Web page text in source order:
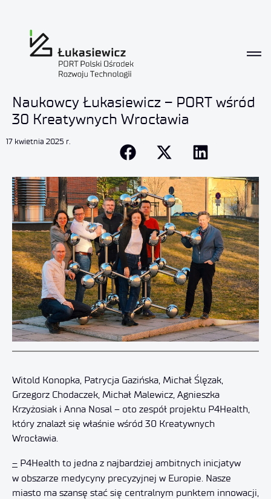
Naukowcy Łukasiewicz – PORT wśród
30 Kreatywnych Wrocławia
17 kwietnia 2025
Witold Konopka, Patrycja Gazińska, Michał Ślęzak,
Grzegorz Chodaczek, Michał Malewicz, Agnieszka
Krzyżosiak i Anna Nosal – oto zespół projektu P4Health,
który znalazł się właśnie wśród 30 Kreatywnych
Wrocławia.
– P4Health to jedna z najbardziej ambitnych inicjatyw
w obszarze medycyny precyzyjnej w Europie. Nasze
miasto ma szansę stać się centralnym punktem innowacji,